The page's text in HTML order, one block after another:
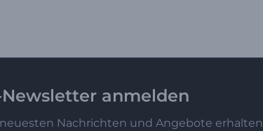
anmelden
Nachrichten und Angebote erhalten